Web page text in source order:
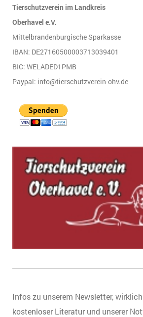
Tierschutzverein im Landkreis
Oberhavel e.V.
Mittelbrandenburgische Sparkasse
IBAN: DE27160500003713039401
BIC: WELADED1PMB
Paypal: info@tierschutzverein-ohv.de
Infos zu unserem Newsletter,
kostenloser Literatur und unserer